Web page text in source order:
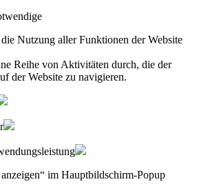
Nutzung aller Funktionen der Website
Reihe von Aktivitäten durch, die der
der Website zu navigieren.
im Hauptbildschirm-Popup